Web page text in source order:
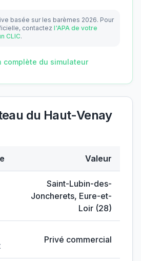
basée sur les barèmes 2026. Pour
contactez l'APA de votre
CLIC.
complète du simulateur
du Haut-Venay
Valeur
Saint-Lubin-des-
Joncherets, Eure-et-
Loir (28)
Privé commercial